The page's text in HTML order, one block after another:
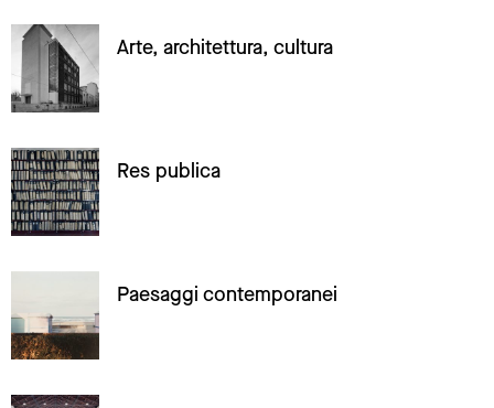
Arte, architettura, cultura
Res publica
Paesaggi contemporanei